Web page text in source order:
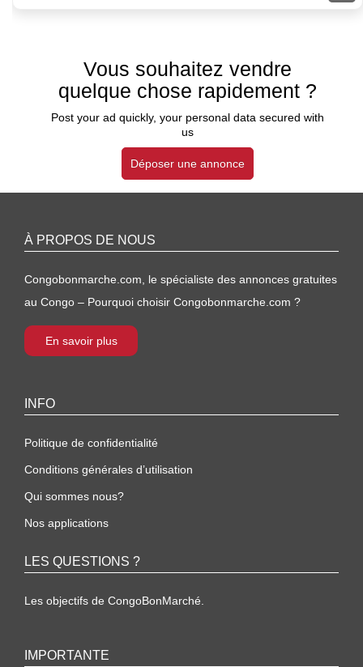
Vous souhaitez vendre
quelque chose rapidement ?
Post your ad quickly, your personal data secured with
us
Déposer une annonce
À PROPOS DE NOUS
Congobonmarche.com, le spécialiste des annonces gratuites
au Congo – Pourquoi choisir Congobonmarche.com ?
En savoir plus
INFO
Politique de confidentialité
Conditions générales d’utilisation
Qui sommes nous?
Nos applications
LES QUESTIONS ?
Les objectifs de CongoBonMarché.
IMPORTANTE